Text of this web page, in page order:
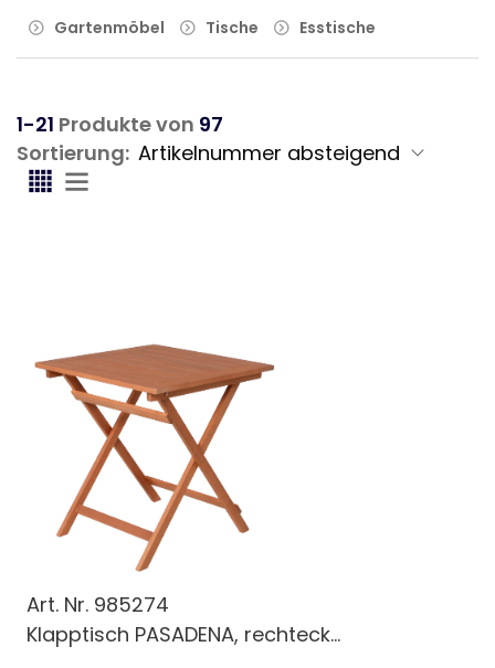
Gartenmöbel
Tische Esstische
1-21 Produkte von 97
Sortierung:
Art. Nr. 985274
Klapptisch PASADENA, rechteck...